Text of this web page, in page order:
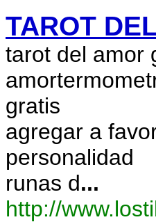
TAROT
tarot del amor
gratis
agregar a
personalidad
runas d...
http://